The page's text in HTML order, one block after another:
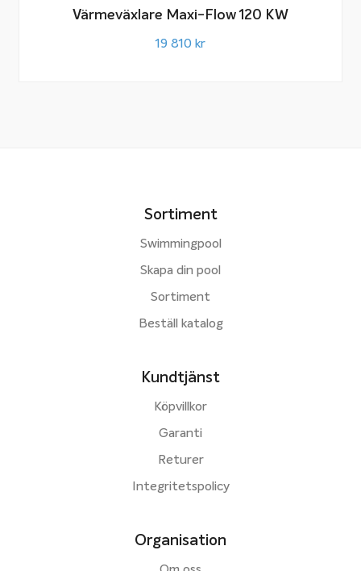
Värmeväxlare Maxi-Flow 120 KW
19 810 kr
Sortiment
Swimmingpool
Skapa din pool
Sortiment
Beställ katalog
Kundtjänst
Köpvillkor
Garanti
Returer
Integritetspolicy
Organisation